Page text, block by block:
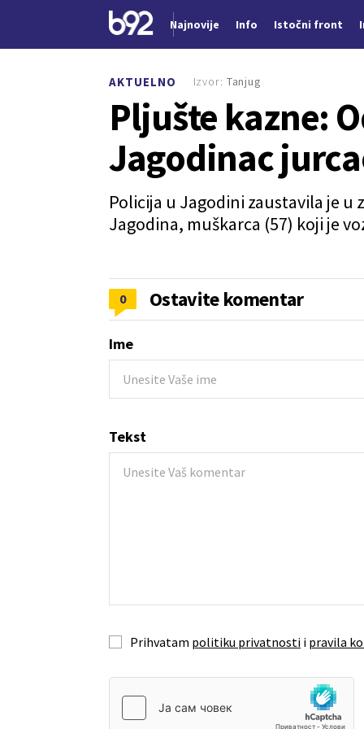
Najnovije Info Istočni front
AKTUELNO
Pljušte kazne:
Jagodinac
Policija u Jagodini zaustavila je
Jagodina, muškarca (57) koji je
Izvor: Tanjug
0 Ostavite komentar
Ime
Tekst
Prihvatam politiku privatnosti i pravila